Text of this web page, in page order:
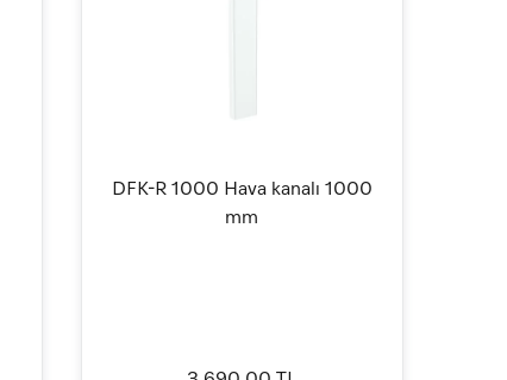
DFK-R 1000 Hava kanalı 1000
mm